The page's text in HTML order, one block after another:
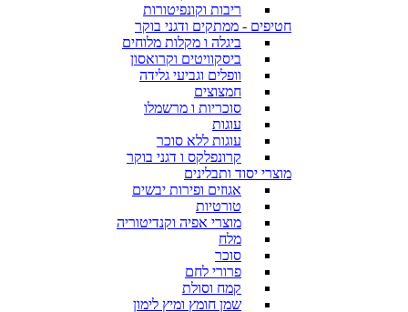
ריבות וקונפיטורות
חטיפים - ממתקים ודגני בוקר
ביגלה ו מקלות מלוחים
ביסקוויטים וקרואסון
וופלים וגביעי גלידה
חמצוצים
סוכריות ו מרשמלו
עוגות
עוגות ללא סוכר
קרונפלקס ו דגני בוקר
מוצרי יסוד ותבלינים
אגוזים ופירות יבשים
טורטיות
מוצרי אפיה וקנדיטוריה
מלח
סוכר
פרורי לחם
קמח וסולת
שמן חומץ ומיץ לימון